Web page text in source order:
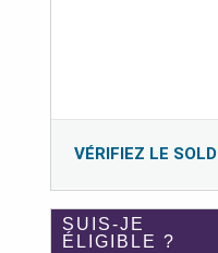
VÉRIFIEZ LE
SUIS-JE
ÉLIGIBLE ?